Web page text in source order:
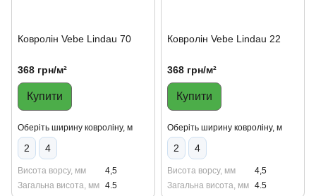
Ковролін Vebe Lindau 70
368 грн/м²
Купити
Оберіть ширину ковроліну, м
2 4
Висота ворсу, мм
4,5
Загальна висота, мм 4.5
Ковролін Vebe Lindau 22
368 грн/м²
Купити
Оберіть ширину ковроліну, м
2 4
Висота ворсу, мм
4,5
Загальна висота, мм 4.5